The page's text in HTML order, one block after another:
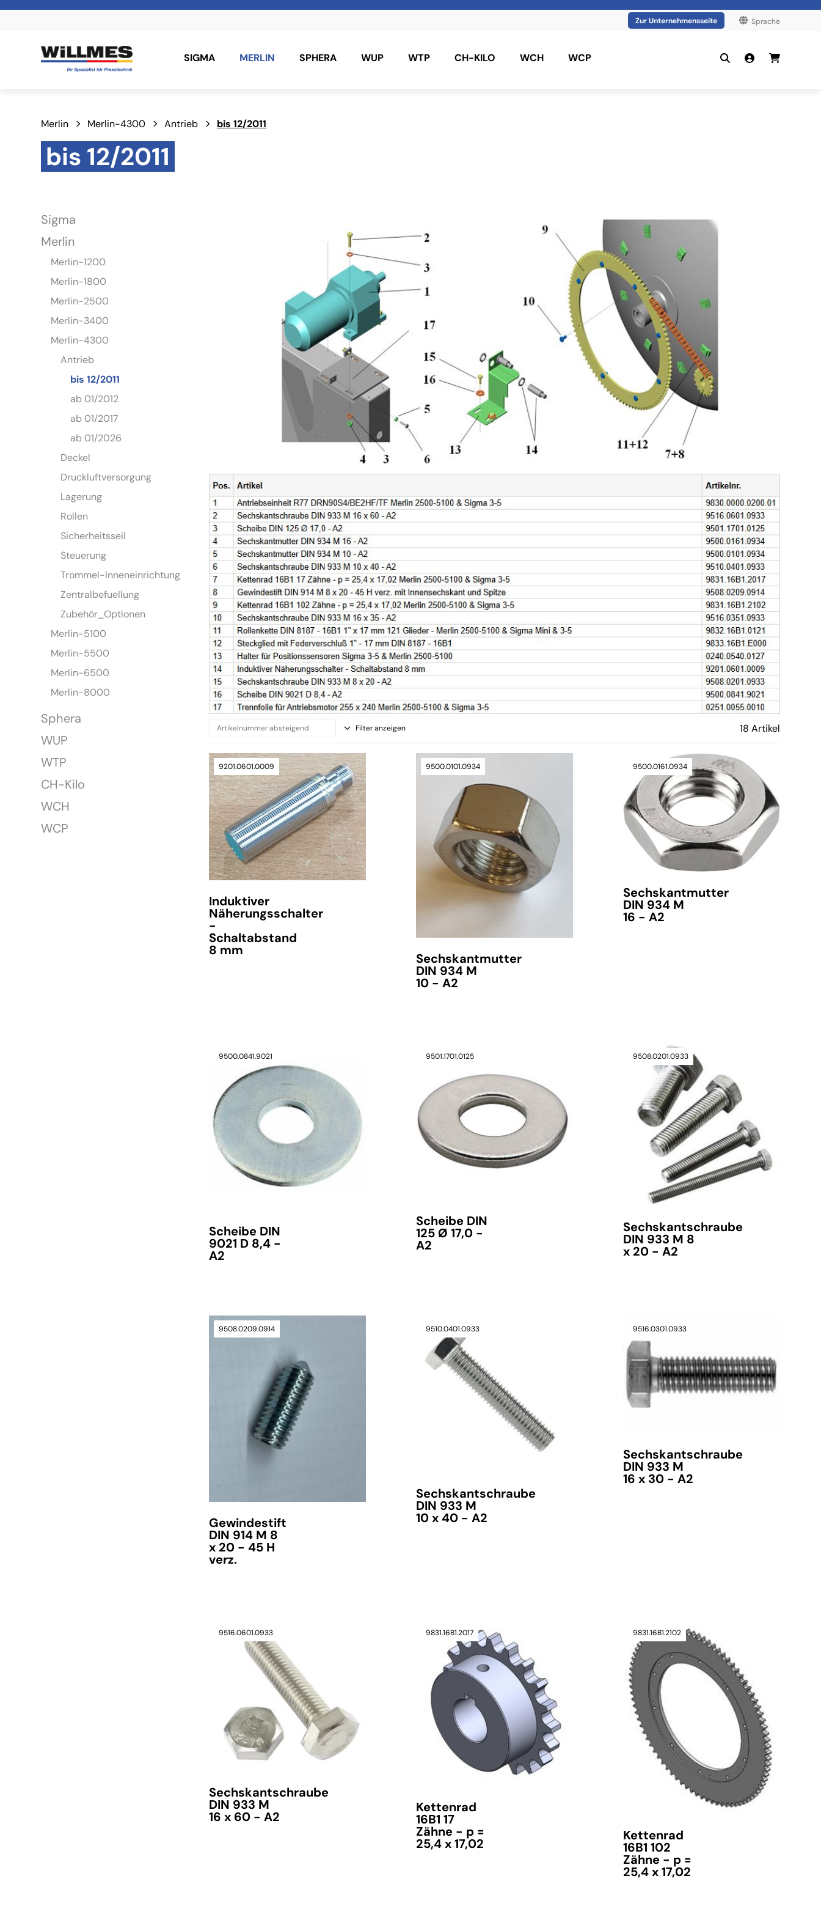
Sprache
Zur Unternehmensseite
SIGMA MERLIN SPHERA WUP WTP CH-KILO WCH WCP
Merlin Merlin-4300 Antrieb bis 12/2011
bis 12/2011
Sigma
Merlin
Merlin-1200
Merlin-1800
Merlin-2500
Merlin-3400
Merlin-4300
Antrieb
bis 12/2011
ab 01/2012
ab 01/2017
ab 01/2026
Deckel
Druckluftversorgung
Lagerung
Rollen
Sicherheitsseil
Steuerung
Trommel-Inneneinrichtung
Zentralbefuellung
Zubehör_Optionen
Merlin-5100
Merlin-5500
Merlin-6500
Merlin-8000
Sphera
WUP
WTP
CH-Kilo
WCH
WCP
Filter anzeigen 18 Artikel
9201.0601.0009
Induktiver
Näherungsschalter
-
Schaltabstand
8 mm
9500.0101.0934
verfügbar
Sechskantmutter
DIN 934 M
10 - A2
9500.0161.0934
Sechskantmutter
DIN 934 M
16 - A2
9500.0841.9021
Scheibe DIN
9021 D 8,4 -
A2
9501.1701.0125
verfügbar
Scheibe DIN
125 Ø 17,0 -
A2
9508.0201.0933
verfügbar
Sechskantschraube
DIN 933 M 8
x 20 - A2
9508.0209.0914
Gewindestift
DIN 914 M 8
x 20 - 45 H
verz.
9510.0401.0933
Sechskantschraube
DIN 933 M
10 x 40 - A2
9516.0301.0933
Sechskantschraube
DIN 933 M
16 x 30 - A2
9516.0601.0933
Sechskantschraube
DIN 933 M
16 x 60 - A2
9831.16B1.2017
Kettenrad
16B1 17
Zähne - p =
25,4 x 17,02
9831.16B1.2102
Kettenrad
16B1 102
Zähne - p =
25,4 x 17,02